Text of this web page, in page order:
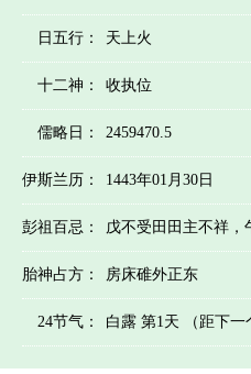
日五行： 天上火
十二神： 收执位
儒略日： 2459470.5
伊斯兰历： 1443年01月30日
彭祖百忌： 戊不受田田主不祥，
胎神占方： 房床碓外正东
24节气： 白露 第1天 （距下一